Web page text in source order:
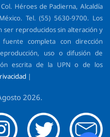
Héroes de Padierna, Alcaldía
Tel. (55) 5630-9700. Los
reproducidos sin alteración y
completa con dirección
uso o difusión de
escrita de la UPN o de los
|
2026.